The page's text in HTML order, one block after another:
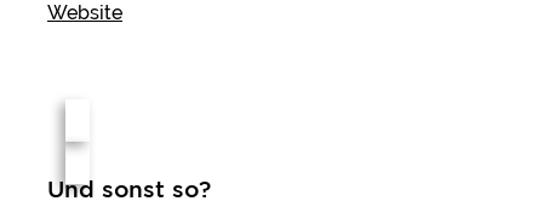
Website
Und sonst so?